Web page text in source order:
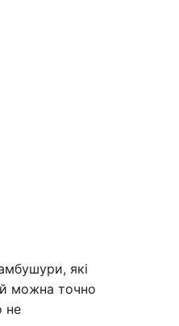
які
можна точно
не